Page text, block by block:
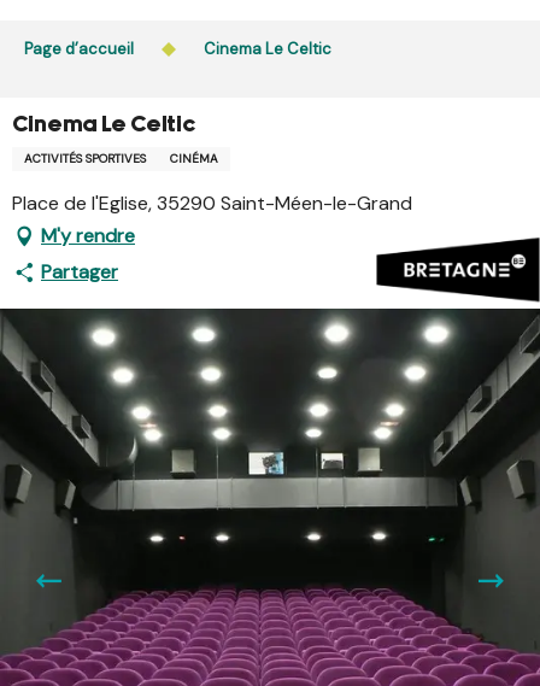
est interdit chaque jour de 21h à 5h en Ille-et-Vilaine et
Page d’accueil Cinema Le Celtic
Cinema Le Celtic
ACTIVITÉS SPORTIVES CINÉMA
Place de l'Eglise, 35290 Saint-Méen-le-Grand
M'y rendre
Partager